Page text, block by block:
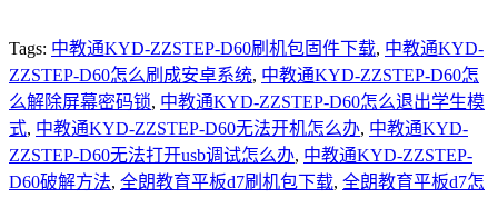
Tags: 中教通KYD-ZZSTEP-D60刷机包固件下载, 中教通KYD-
ZZSTEP-D60怎么刷成安卓系统, 中教通KYD-ZZSTEP-D60怎
么解除屏幕密码锁, 中教通KYD-ZZSTEP-D60怎么退出学生模
式, 中教通KYD-ZZSTEP-D60无法开机怎么办, 中教通KYD-
ZZSTEP-D60无法打开usb调试怎么办, 中教通KYD-ZZSTEP-
D60破解方法, 全朗教育平板d7刷机包下载, 全朗教育平板d7怎